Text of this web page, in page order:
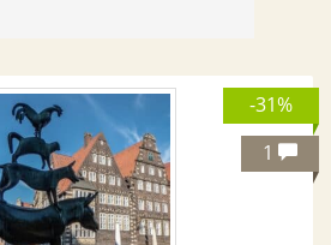
-31%
1